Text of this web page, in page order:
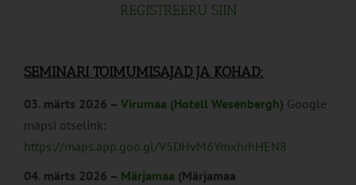
REGISTREERU SIIN
SEMINARI TOIMUMISAJAD JA KOHAD:
03. märts 2026 – Virumaa (Hotell Wesenbergh) Google
mapsi otselink:
https://maps.app.goo.gl/V5DHvM6YmxhrhHEN8
04. märts 2026 – Märjamaa (Märjamaa